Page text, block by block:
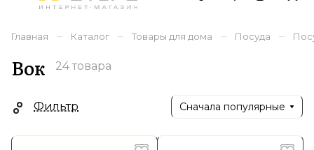
Главная – Каталог – Товары для дома – Посуда –
Вок 24 товара
Фильтр Сначала популярные